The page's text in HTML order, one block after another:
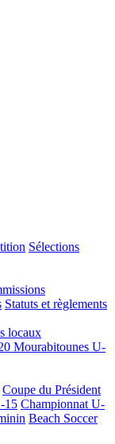
Sélections
Statuts et règlements
locaux
Mourabitounes U-
Coupe du Président
15 Championnat U-
Beach Soccer